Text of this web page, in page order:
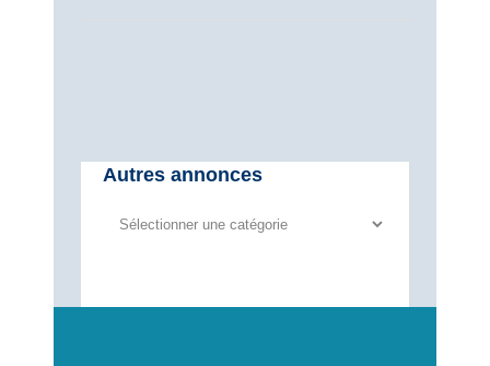
Autres annonces
Autres